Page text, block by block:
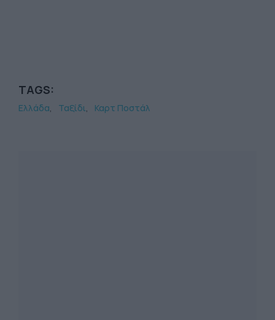
TAGS:
Ελλάδα Ταξίδι Καρτ Ποστάλ